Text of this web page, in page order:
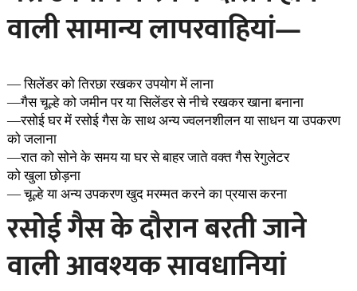
वाली सामान्य लापरवाहियां—
— सिलेंडर को तिरछा रखकर उपयोग में लाना
—गैस चूल्हे को जमीन पर या सिलेंडर से नीचे रखकर खाना बनाना
—रसोई घर में रसोई गैस के साथ अन्य ज्वलनशीलन या साधन या उपकरण
को जलाना
—रात को सोने के समय या घर से बाहर जाते वक्त गैस रेगुलेटर
को खुला छोड़ना
— चूल्हे या अन्य उपकरण खुद मरम्मत करने का प्रयास करना
रसोई गैस के दौरान बरती जाने
वाली आवश्यक सावधानियां